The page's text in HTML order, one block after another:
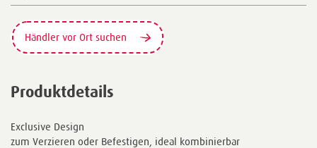
Händler vor Ort suchen
Produktdetails
Exclusive Design
zum Verzieren oder Befestigen, ideal kombinierbar